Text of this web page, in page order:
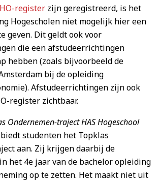
register zijn geregistreerd, is het
Hogescholen niet mogelijk hier een
geven. Dit geldt ook voor
die een afstudeerrichtingen
hebben (zoals bijvoorbeeld de
bij de opleiding
Afstudeerrichtingen zijn ook
register zichtbaar.
Ondernemen-traject HAS Hogeschool
biedt studenten het Topklas
aan. Zij krijgen daarbij de
het 4e jaar van de bachelor opleiding
op te zetten. Het maakt niet uit